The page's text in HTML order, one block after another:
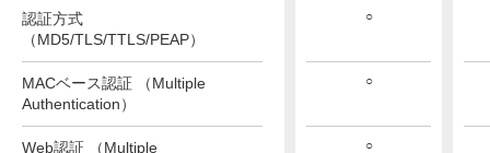
認証方式
（MD5/TLS/TTLS/PEAP）
MACベース認証 （Multiple
Authentication）
Web認証 （Multiple
○
○
○